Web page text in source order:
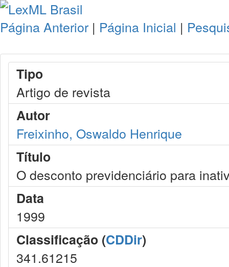
Página Anterior | Página Inicial |
Tipo
Artigo de revista
Autor
Freixinho, Oswaldo Henrique
Título
O desconto previdenciário para
Data
1999
Classificação (CDDir)
341.61215